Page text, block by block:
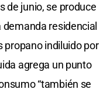
de junio, se produce
residencial
propano indiluido por
agrega un punto
“también se